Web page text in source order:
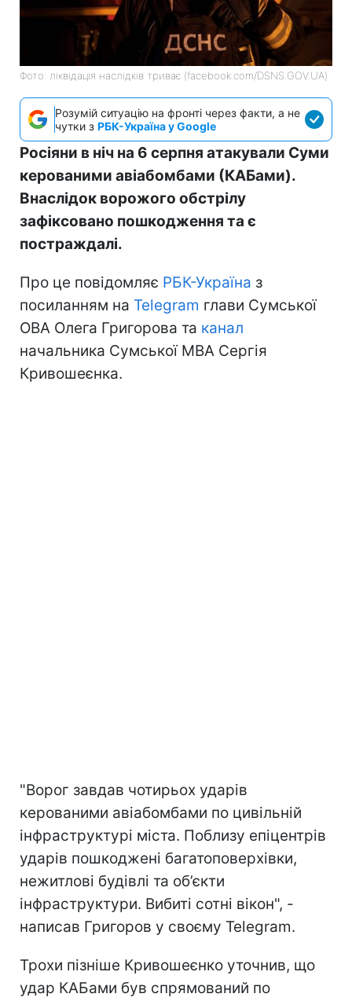
Фото: ліквідація наслідків триває (facebook.com/DSNS.GOV.UA)
Розумій ситуацію на фронті через факти, а не
чутки з РБК-Україна у Google
Росіяни в ніч на 6 серпня атакували Суми
керованими авіабомбами (КАБами).
Внаслідок ворожого обстрілу
зафіксовано пошкодження та є
постраждалі.
Про це повідомляє РБК-Україна з
посиланням на Telegram глави Сумської
ОВА Олега Григорова та канал
начальника Сумської МВА Сергія
Кривошеєнка.
"Ворог завдав чотирьох ударів
керованими авіабомбами по цивільній
інфраструктурі міста. Поблизу епіцентрів
ударів пошкоджені багатоповерхівки,
нежитлові будівлі та об’єкти
інфраструктури. Вибиті сотні вікон", -
написав Григоров у своєму Telegram.
Трохи пізніше Кривошеєнко уточнив, що
удар КАБами був спрямований по